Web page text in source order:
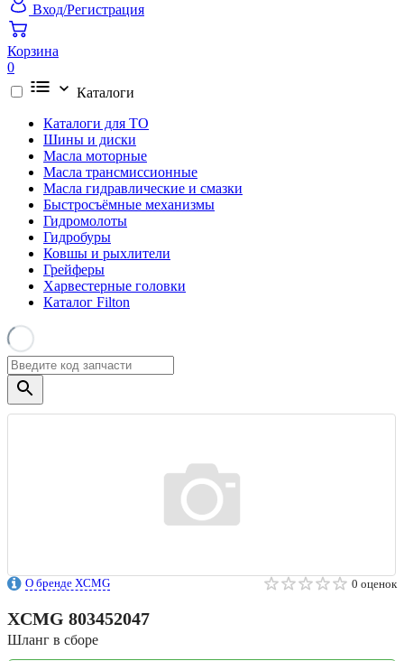
Вход/Регистрация
Корзина
0
Каталоги
Каталоги для ТО
Шины и диски
Масла моторные
Масла трансмиссионные
Масла гидравлические и смазки
Быстросъёмные механизмы
Гидромолоты
Гидробуры
Ковшы и рыхлители
Грейферы
Харвестерные головки
Каталог Filton
О бренде XCMG 0 оценок
XCMG 803452047
Шланг в сборе